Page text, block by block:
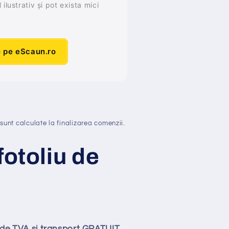
ilustrativ și pot exista mici
eScaun.ro
sunt calculate la finalizarea comenzii.
de